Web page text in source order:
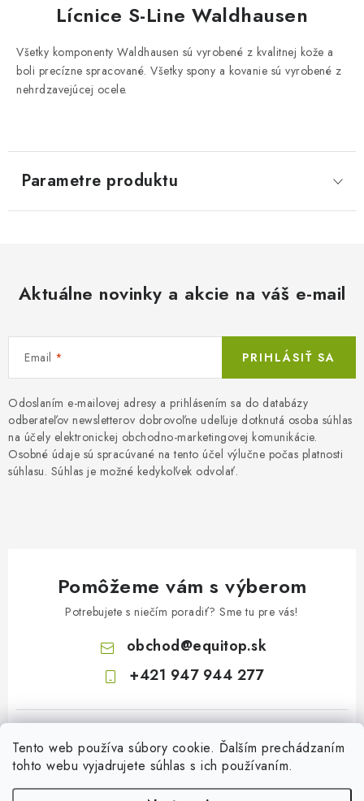
Tento web používa súbory cookie. Ďalším prechádzaním
tohto webu vyjadrujete súhlas s ich používaním.
Lícnice S-Line Waldhausen
Všetky komponenty Waldhausen sú vyrobené z kvalitnej kože a
boli precízne spracované. Všetky spony a kovanie sú vyrobené z
nehrdzavejúcej ocele.
Parametre produktu
Aktuálne novinky a akcie na váš e-mail
Email
Odoslaním e-mailovej adresy a prihlásením sa do databázy
odberateľov newsletterov dobrovoľne udeľuje dotknutá osoba súhlas
na účely elektronickej obchodno-marketingovej komunikácie.
Osobné údaje sú spracúvané na tento účel výlučne počas platnosti
súhlasu. Súhlas je možné kedykoľvek odvolať.
PRIHLÁSIŤ SA
Pomôžeme vám s výberom
Potrebujete s niečím poradiť? Sme tu pre vás!
obchod@equitop.sk
+421 947 944 277